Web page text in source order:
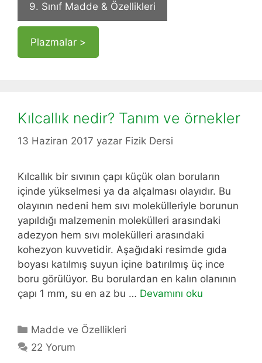
9. Sınıf Madde & Özellikleri
Plazmalar >
Kılcallık nedir? Tanım ve örnekler
13 Haziran 2017 yazar Fizik Dersi
Kılcallık bir sıvının çapı küçük olan boruların
içinde yükselmesi ya da alçalması olayıdır. Bu
olayının nedeni hem sıvı molekülleriyle borunun
yapıldığı malzemenin molekülleri arasındaki
adezyon hem sıvı molekülleri arasındaki
kohezyon kuvvetidir. Aşağıdaki resimde gıda
boyası katılmış suyun içine batırılmış üç ince
boru görülüyor. Bu borulardan en kalın olanının
çapı 1 mm, su en az bu … Devamını oku
Kategoriler
Madde ve Özellikleri
22 Yorum